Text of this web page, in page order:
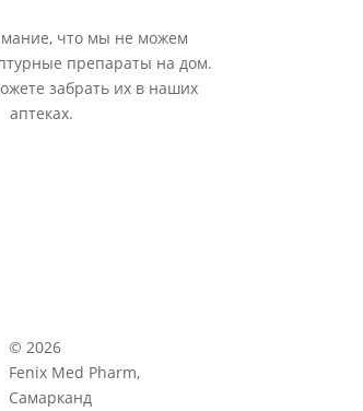
что мы не можем
препараты на дом.
забрать их в наших
аптеках.
© 2026
Fenix Med Pharm,
Самарканд